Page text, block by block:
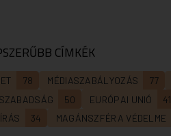
CÍMKÉK
78 MÉDIASZABÁLYOZÁS 77
50 EURÓPAI UNIÓ 41
34 MAGÁNSZFÉRA VÉDELME